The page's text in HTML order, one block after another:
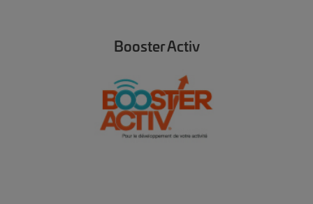
Booster Activ